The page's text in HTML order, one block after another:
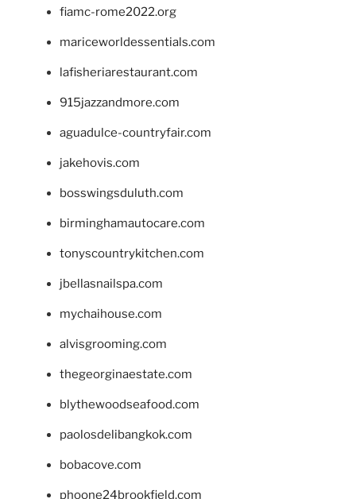
fiamc-rome2022.org
mariceworldessentials.com
lafisheriarestaurant.com
915jazzandmore.com
aguadulce-countryfair.com
jakehovis.com
bosswingsduluth.com
birminghamautocare.com
tonyscountrykitchen.com
jbellasnailspa.com
mychaihouse.com
alvisgrooming.com
thegeorginaestate.com
blythewoodseafood.com
paolosdelibangkok.com
bobacove.com
phoone24brookfield.com